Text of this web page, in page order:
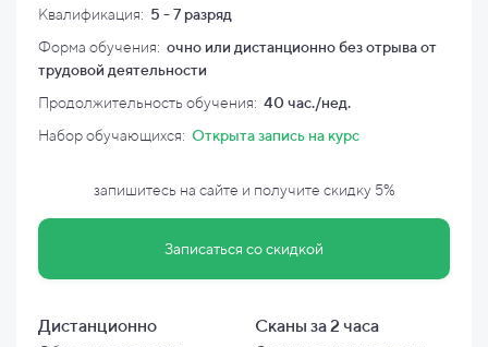
Квалификация: 5 - 7 разряд
Форма обучения: очно или дистанционно без отрыва от
трудовой деятельности
Продолжительность обучения: 40 час./нед.
Набор обучающихся: Открыта запись на курс
запишитесь на сайте и получите скидку 5%
Записаться со скидкой
Дистанционно Сканы за 2 часа